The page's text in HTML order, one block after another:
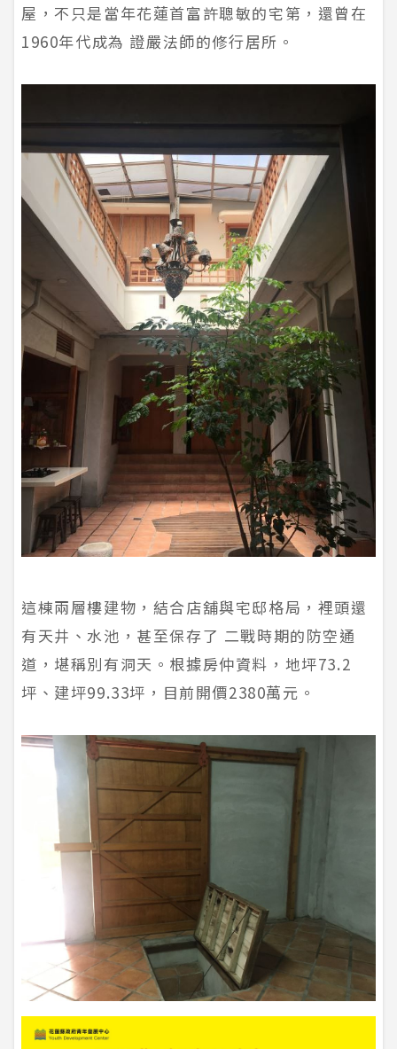
屋，不只是當年花蓮首富許聰敏的宅第，還曾在
1960年代成為 證嚴法師的修行居所。
這棟兩層樓建物，結合店舖與宅邸格局，裡頭還
有天井、水池，甚至保存了 二戰時期的防空通
道，堪稱別有洞天。根據房仲資料，地坪73.2
坪、建坪99.33坪，目前開價2380萬元。